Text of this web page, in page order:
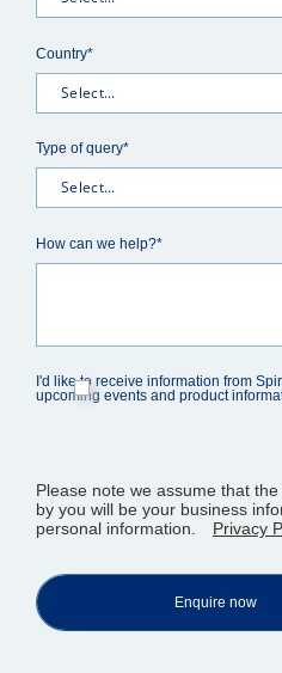
Country*
Type of query*
How can we help?*
I'd like to receive information from
upcoming events and product
Please note we assume that
by you will be your business
personal information.
Privacy
Enquire now